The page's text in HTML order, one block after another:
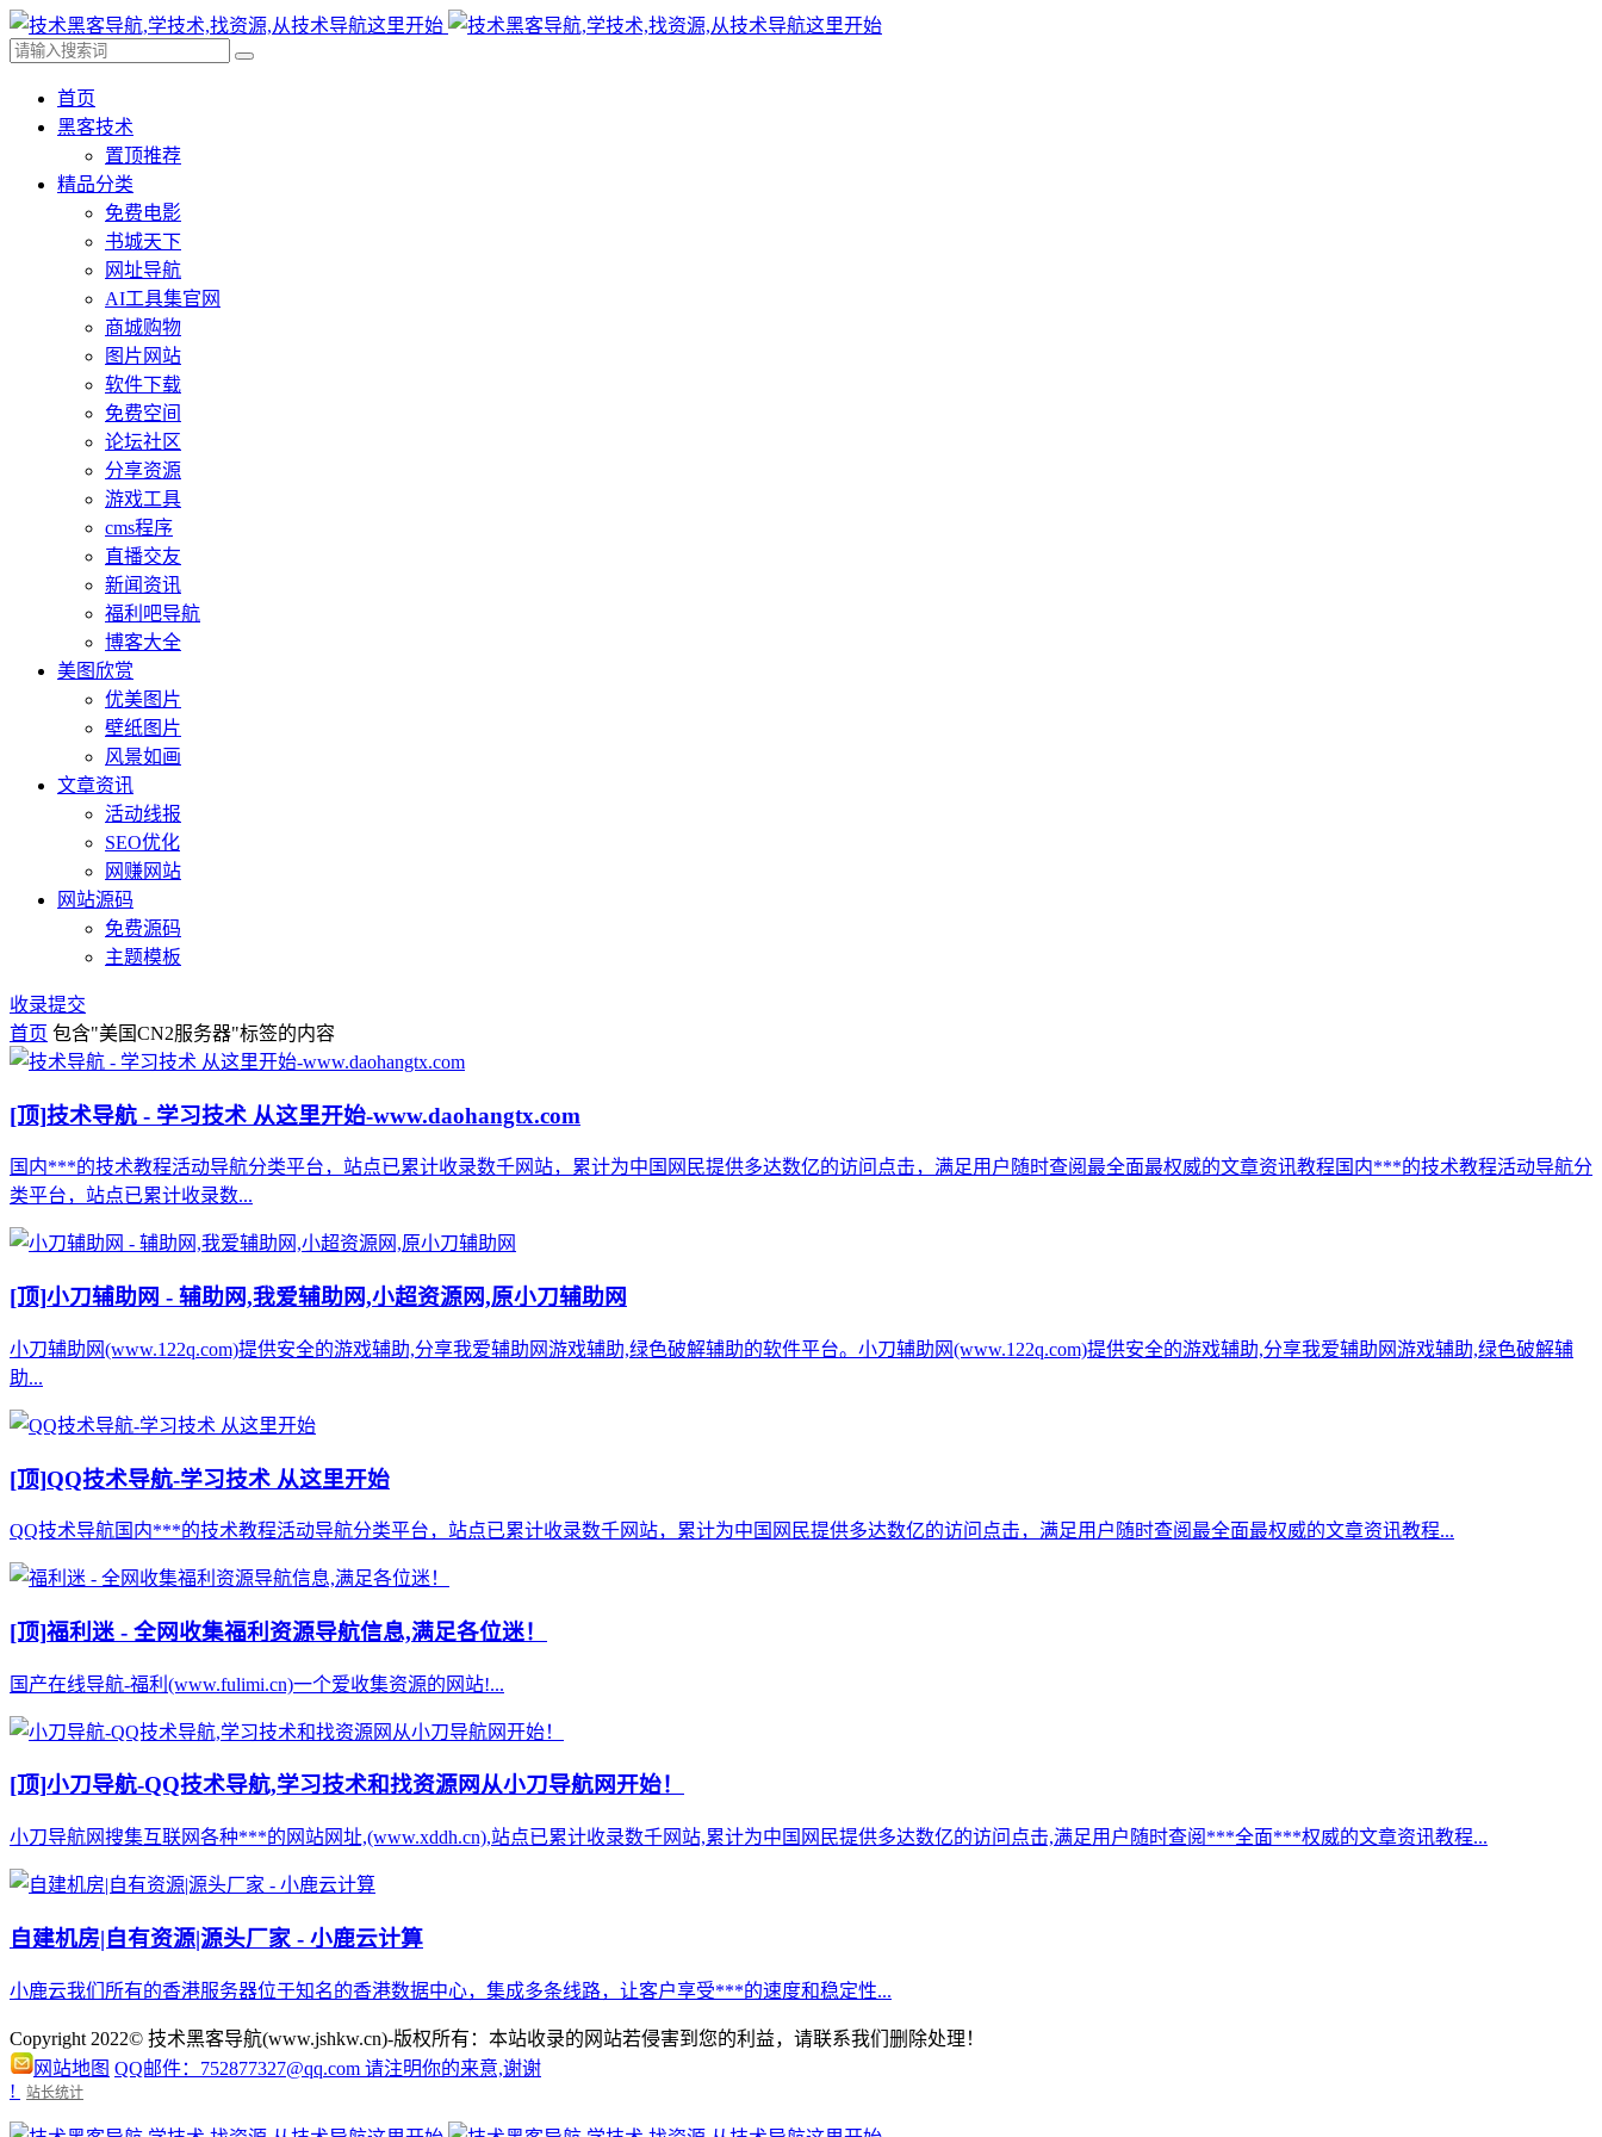
首页
黑客技术
置顶推荐
精品分类
免费电影
书城天下
网址导航
AI工具集官网
商城购物
图片网站
软件下载
免费空间
论坛社区
分享资源
游戏工具
cms程序
直播交友
新闻资讯
福利吧导航
博客大全
美图欣赏
优美图片
壁纸图片
风景如画
文章资讯
活动线报
SEO优化
网赚网站
网站源码
免费源码
主题模板
收录提交
首页 包含"美国CN2服务器"标签的内容
[顶]技术导航 - 学习技术 从这里开始-www.daohangtx.com
国内***的技术教程活动导航分类平台，站点已累计收录数千网站，累计为中国网民提供多达数亿的访问点击，满足用户随时查阅最全面最权威的文章资讯教程国内***的技术教程活动导航分
类平台，站点已累计收录数...
[顶]小刀辅助网 - 辅助网,我爱辅助网,小超资源网,原小刀辅助网
小刀辅助网(www.122q.com)提供安全的游戏辅助,分享我爱辅助网游戏辅助,绿色破解辅助的软件平台。小刀辅助网(www.122q.com)提供安全的游戏辅助,分享我爱辅助网游戏辅助,绿色破解辅
助...
[顶]QQ技术导航-学习技术 从这里开始
QQ技术导航国内***的技术教程活动导航分类平台，站点已累计收录数千网站，累计为中国网民提供多达数亿的访问点击，满足用户随时查阅最全面最权威的文章资讯教程...
[顶]福利迷 - 全网收集福利资源导航信息,满足各位迷！
国产在线导航-福利(www.fulimi.cn)一个爱收集资源的网站!...
[顶]小刀导航-QQ技术导航,学习技术和找资源网从小刀导航网开始！
小刀导航网搜集互联网各种***的网站网址,(www.xddh.cn),站点已累计收录数千网站,累计为中国网民提供多达数亿的访问点击,满足用户随时查阅***全面***权威的文章资讯教程...
自建机房|自有资源|源头厂家 - 小鹿云计算
小鹿云我们所有的香港服务器位于知名的香港数据中心，集成多条线路，让客户享受***的速度和稳定性...
Copyright 2022© 技术黑客导航(www.jshkw.cn)-版权所有：本站收录的网站若侵害到您的利益，请联系我们删除处理！
网站地图 QQ邮件：752877327@qq.com 请注明你的来意,谢谢
!
站长统计